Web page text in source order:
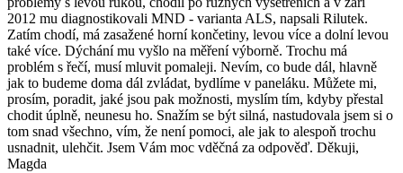
2012 mu diagnostikovali MND - varianta ALS, napsali Rilutek.
Zatím chodí, má zasažené horní končetiny, levou více a dolní levou
také více. Dýchání mu vyšlo na měření výborně. Trochu má
problém s řečí, musí mluvit pomaleji. Nevím, co bude dál, hlavně
jak to budeme doma dál zvládat, bydlíme v paneláku. Můžete mi,
prosím, poradit, jaké jsou pak možnosti, myslím tím, kdyby přestal
chodit úplně, neunesu ho. Snažím se být silná, nastudovala jsem si o
tom snad všechno, vím, že není pomoci, ale jak to alespoň trochu
usnadnit, ulehčit. Jsem Vám moc vděčná za odpověď. Děkuji,
Magda